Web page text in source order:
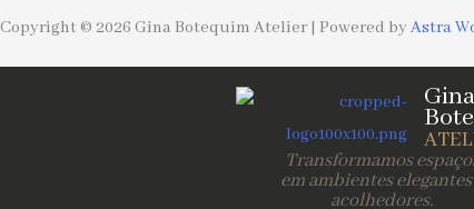
Copyright © 2026 Gina Botequim Atelier | Powered by Astra
Gina
Transformamos
em ambientes elegantes
acolhedores.